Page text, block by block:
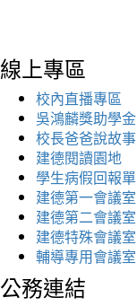
線上專區
校內直播專區
吳鴻麟獎助學金
校長爸爸說故事
建德閱讀園地
學生病假回報單
建德第一會議室
建德第二會議室
建德特殊會議室
輔導專用會議室
公務連結